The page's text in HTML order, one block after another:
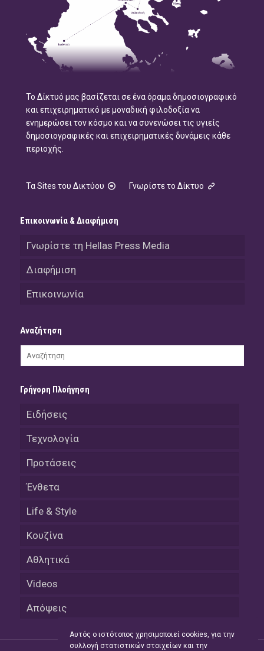
Το Δίκτυό μας βασίζεται σε ένα όραμα δημοσιογραφικό
και επιχειρηματικό με μοναδική φιλοδοξία να
ενημερώσει τον κόσμο και να συνενώσει τις υγιείς
δημοσιογραφικές και επιχειρηματικές δυνάμεις κάθε
περιοχής.
Τα Sites του Δικτύου Γνωρίστε το Δίκτυο
Επικοινωνία & Διαφήμιση
Γνωρίστε τη Hellas Press Media
Διαφήμιση
Επικοινωνία
Αναζήτηση
Γρήγορη Πλοήγηση
Ειδήσεις
Τεχνολογία
Προτάσεις
Ένθετα
Life & Style
Κουζίνα
Αθλητικά
Videos
Απόψεις
Αυτός ο ιστότοπος χρησιμοποιεί cookies, για την
συλλογή στατιστικών στοιχείων και την